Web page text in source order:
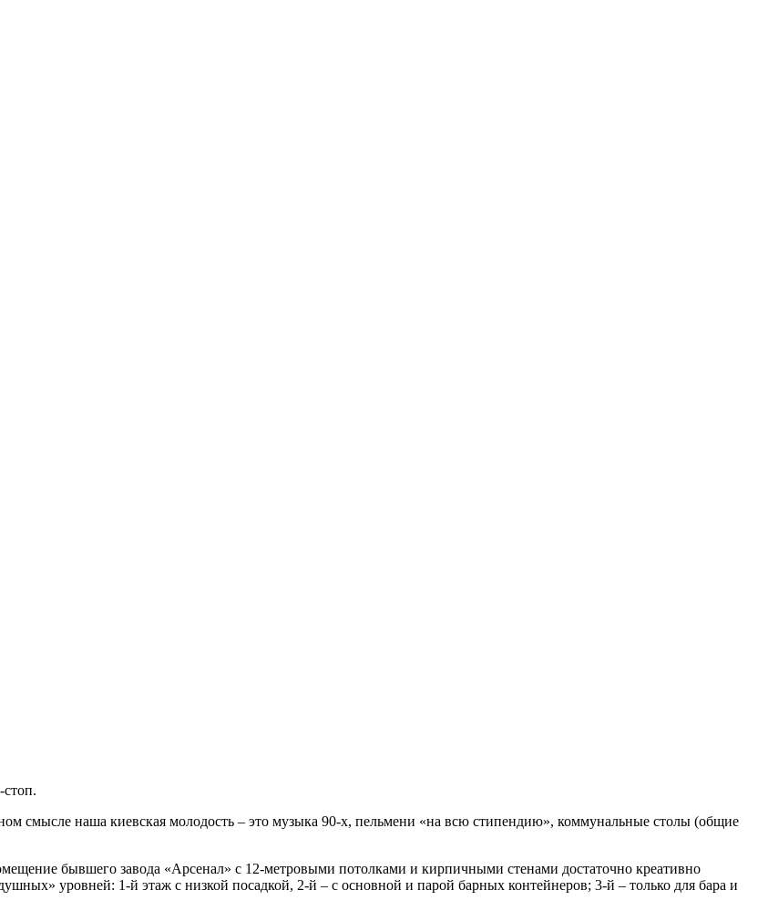
смысле наша киевская молодость – это музыка 90-х, пельмени «на всю стипендию», коммунальные столы (общие
бывшего завода «Арсенал» с 12-метровыми потолками и кирпичными стенами достаточно креативно
уровней: 1-й этаж с низкой посадкой, 2-й – с основной и парой барных контейнеров; 3-й – только для бара и